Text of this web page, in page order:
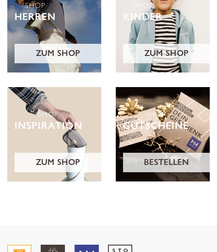
SHOP
HERREN
ZUM SHOP
SHOP
KINDER
ZUM SHOP
SHOP
INSPIRATION
ZUM SHOP
SHOP
GUTSCHEINE
BESTELLEN